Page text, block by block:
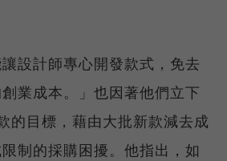
讓設計師專心開發款式，免去
業成本。」也因著他們立下
的目標，藉由大批新款減去成
制的採購困擾。他指出，如